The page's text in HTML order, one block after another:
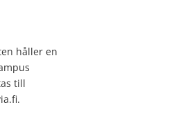
håller en
till